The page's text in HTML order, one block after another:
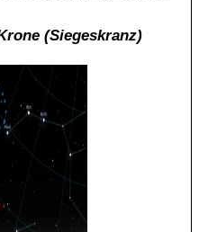
(Siegeskranz)